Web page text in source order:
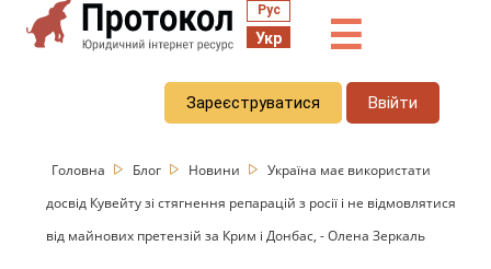
Рус
Укр ☰
Зареєструватися Ввійти
Головна Блог Новини
Україна має використати
досвід Кувейту зі стягнення репарацій з росії і не відмовлятися
від майнових претензій за Крим і Донбас, - Олена Зеркаль